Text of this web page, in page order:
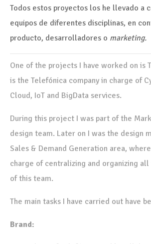
Todos estos proyectos los he llevado a
equipos de diferentes disciplinas, en
producto, desarrolladores o marketing.
One of the projects I have worked on is
is the Telefónica company in charge of
Cloud, IoT and BigData services.
During this project I was part of the
design team. Later on I was the design
Sales & Demand Generation area,
charge of centralizing and organizing
of this team.
The main tasks I have carried out have
Brand: